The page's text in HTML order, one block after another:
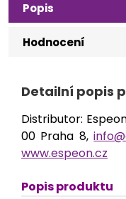
Popis
Hodnocení
Detailní popis
Distributor:
00 Praha 8,
www.espeon.cz
Popis produktu